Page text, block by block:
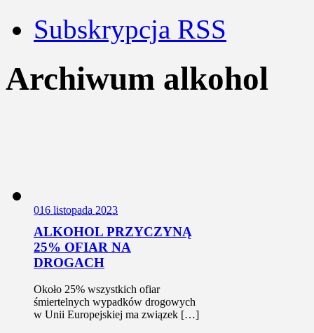
Subskrypcja RSS
Archiwum alkohol
016 listopada 2023
ALKOHOL PRZYCZYNĄ
25% OFIAR NA
DROGACH
Około 25% wszystkich ofiar
śmiertelnych wypadków drogowych
w Unii Europejskiej ma związek […]